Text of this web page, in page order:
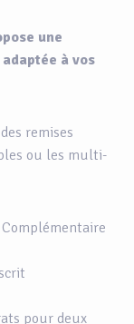
une
à vos
remises
ou les multi-
pour deux